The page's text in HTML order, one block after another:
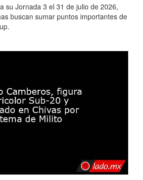
su Jornada 3 el 31 de julio de 2026,
buscan sumar puntos importantes de